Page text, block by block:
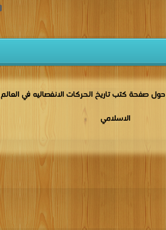
صفحة كتب تاريخ الحركات الانفصاليه في العالم
الاسلامي